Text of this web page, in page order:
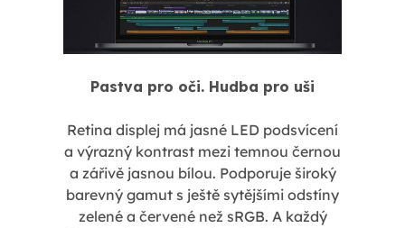
Pastva pro oči. Hudba pro uši
Retina displej má jasné LED podsvícení
a výrazný kontrast mezi temnou černou
a zářivě jasnou bílou. Podporuje široký
barevný gamut s ještě sytějšími odstíny
zelené a červené než sRGB. A každý